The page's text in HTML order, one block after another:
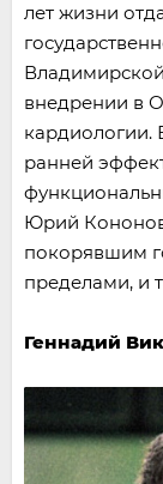
лет жизни
внедрении в
кардиологии.
ранней
Юрий
покорявшим
пределами, и
Геннадий